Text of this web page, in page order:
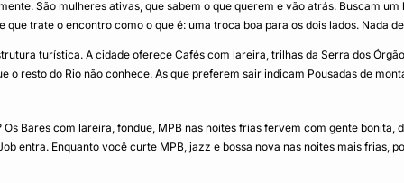
São mulheres ativas, que sabem o que querem e vão atrás. Buscam
trate o encontro como o que é: uma troca boa para os dois lados. Nada
turística. A cidade oferece Cafés com lareira, trilhas da Serra dos
resto do Rio não conhece. As que preferem sair indicam Pousadas de
Bares com lareira, fondue, MPB nas noites frias fervem com gente
entra. Enquanto você curte MPB, jazz e bossa nova nas noites mais frias,